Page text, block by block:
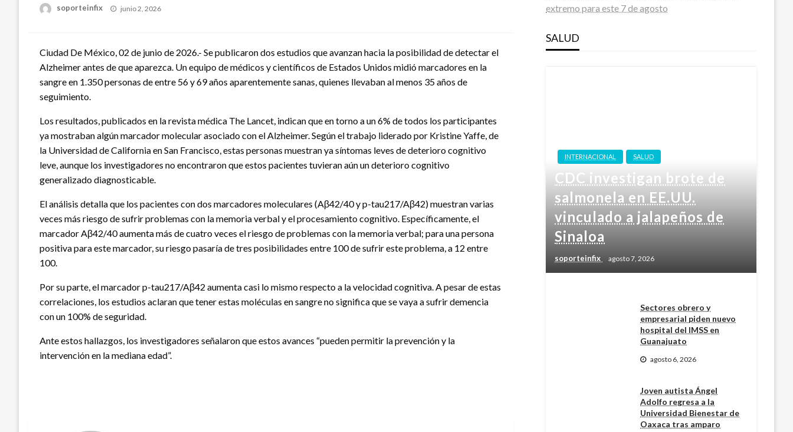
soporteinfix
Publicado
junio 2, 2026
Ciudad De México, 02 de junio de 2026.- Se publicaron dos estudios que avanzan hacia la posibilidad de detectar el
Alzheimer antes de que aparezca. Un equipo de médicos y científicos de Estados Unidos midió marcadores en la
sangre en 1.350 personas de entre 56 y 69 años aparentemente sanas, quienes llevaban al menos 35 años de
seguimiento.
Los resultados, publicados en la revista médica The Lancet, indican que en torno a un 6% de todos los participantes
ya mostraban algún marcador molecular asociado con el Alzheimer. Según el trabajo liderado por Kristine Yaffe, de
la Universidad de California en San Francisco, estas personas muestran ya síntomas leves de deterioro cognitivo
leve, aunque los investigadores no encontraron que estos pacientes tuvieran aún un deterioro cognitivo
generalizado diagnosticable.
El análisis detalla que los pacientes con dos marcadores moleculares (Aβ42/40 y p-tau217/Aβ42) muestran varias
veces más riesgo de sufrir problemas con la memoria verbal y el procesamiento cognitivo. Específicamente, el
marcador Aβ42/40 aumenta más de cuatro veces el riesgo de problemas con la memoria verbal; para una persona
positiva para este marcador, su riesgo pasaría de tres posibilidades entre 100 de sufrir este problema, a 12 entre
100.
Por su parte, el marcador p-tau217/Aβ42 aumenta casi lo mismo respecto a la velocidad cognitiva. A pesar de estas
correlaciones, los estudios aclaran que tener estas moléculas en sangre no significa que se vaya a sufrir demencia
con un 100% de seguridad.
Ante estos hallazgos, los investigadores señalaron que estos avances “pueden permitir la prevención y la
intervención en la mediana edad”.
extremo para este 7 de agosto
SALUD
INTERNACIONAL SALUD
CDC investigan brote de
salmonela en EE.UU.
vinculado a jalapeños de
Sinaloa
soporteinfix agosto 7, 2026
Sectores obrero y
empresarial piden nuevo
hospital del IMSS en
Guanajuato
agosto 6, 2026
Joven autista Ángel
Adolfo regresa a la
Universidad Bienestar de
Oaxaca tras amparo